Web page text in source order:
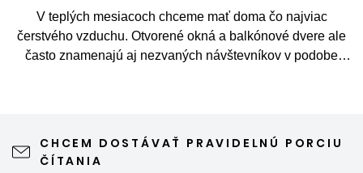
V teplých mesiacoch chceme mať doma čo najviac
čerstvého vzduchu. Otvorené okná a balkónové dvere ale
často znamenajú aj nezvaných návštevníkov v podobe
leto naplno. Kvalitná sieťka na hmyz zároveň nijako neruší
výhľad z okna ani vzhľad domu, vyžaduje len minimálnu
CHCEM DOSTÁVAŤ PRAVIDELNÚ PORCIU
ČÍTANIA